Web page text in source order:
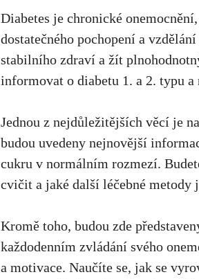
Diabetes ‌je chronické
dostatečného pochopení a
stabilního zdraví a žít
informovat​ o diabetu 1. a ​2. ‌typu
Jednou z⁤ nejdůležitějších​ věcí​ je
budou ⁣uvedeny nejnovější‌
cukru ‌v‌ normálním rozmezí.
⁢cvičit a jaké další léčebné metody
Kromě ‍toho, budou zde
každodenním zvládání svého
a motivace. Naučíte se, jak⁢ se